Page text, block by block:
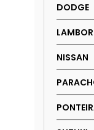
DODGE
NISSAN